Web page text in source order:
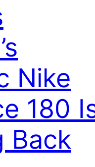
Nike
180
Back